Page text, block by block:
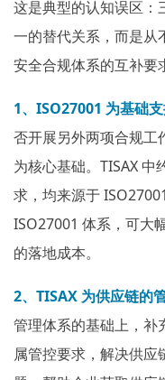
这是典型的认知误区：
一的替代关系，而是从
安全合规体系的互补要
1、ISO27001 为基础
否开展另外两项合规工
为核心基础。TISAX 中
求，均来源于
ISO27001 体系，可大
的落地成本。
2、TISAX 为供应链的
管理体系的基础上，补
属管控要求，解决供应